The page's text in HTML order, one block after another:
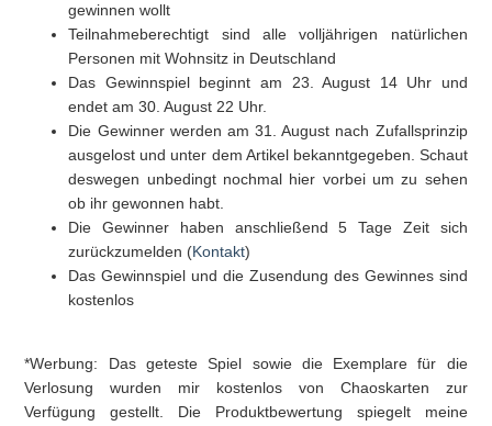
gewinnen wollt
Teilnahmeberechtigt sind alle volljährigen natürlichen
Personen mit Wohnsitz in Deutschland
Das Gewinnspiel beginnt am 23. August 14 Uhr und
endet am 30. August 22 Uhr.
Die Gewinner werden am 31. August nach Zufallsprinzip
ausgelost und unter dem Artikel bekanntgegeben. Schaut
deswegen unbedingt nochmal hier vorbei um zu sehen
ob ihr gewonnen habt.
Die Gewinner haben anschließend 5 Tage Zeit sich
zurückzumelden (Kontakt)
Das Gewinnspiel und die Zusendung des Gewinnes sind
kostenlos
*Werbung: Das geteste Spiel sowie die Exemplare für die
Verlosung wurden mir kostenlos von Chaoskarten zur
Verfügung gestellt. Die Produktbewertung spiegelt meine